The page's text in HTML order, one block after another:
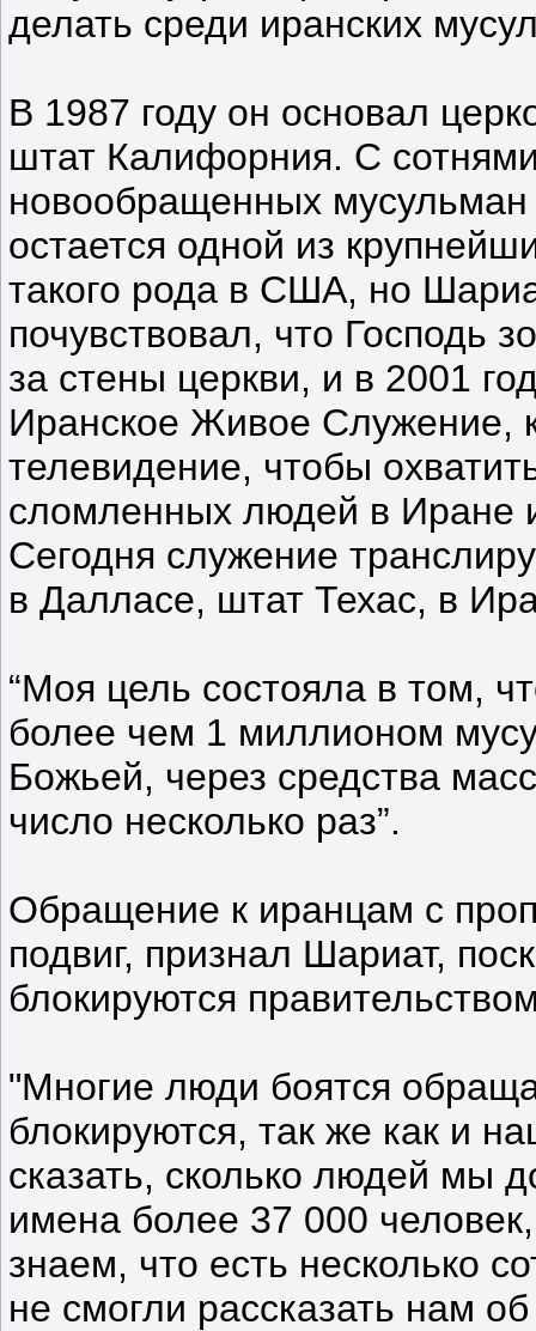
делать среди иранских
В 1987 году он основал
штат Калифорния. С
новообращенных
остается одной из
такого рода в США, но
почувствовал, что Господь
за стены церкви, и в 2001
Иранское Живое Служение,
телевидение, чтобы
сломленных людей в Иране
Сегодня служение
в Далласе, штат Техас, в
“Моя цель состояла в том,
более чем 1 миллионом
Божьей, через средства
число несколько раз”.
Обращение к иранцам с
подвиг, признал Шариат,
блокируются
"Многие люди боятся
блокируются, так же как и
сказать, сколько людей мы
имена более 37 000
знаем, что есть несколько
не смогли рассказать нам об